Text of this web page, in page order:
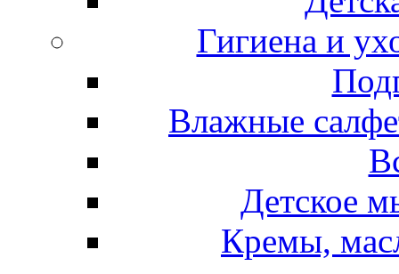
Гигиена и
Влажные
Детское
Кремы,